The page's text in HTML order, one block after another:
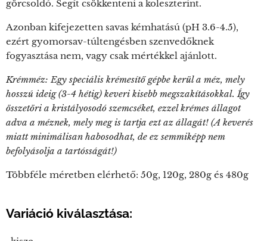
görcsoldó. Segít csökkenteni a koleszterint.
Azonban kifejezetten savas kémhatású (pH 3.6-4.5),
ezért gyomorsav-túltengésben szenvedőknek
fogyasztása nem, vagy csak mértékkel ajánlott.
Krémméz: Egy speciális krémesítő gépbe kerül a méz, mely
hosszú ideig (3-4 hétig) keveri kisebb megszakításokkal. Így
összetöri a kristályosodó szemcséket, ezzel krémes állagot
adva a méznek, mely meg is tartja ezt az állagát! (A keverés
miatt minimálisan habosodhat, de ez semmiképp nem
befolyásolja a tartósságát!)
Többféle méretben elérhető: 50g, 120g, 280g és 480g
Variáció kiválasztása: